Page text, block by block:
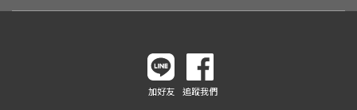
加好友 追蹤我們